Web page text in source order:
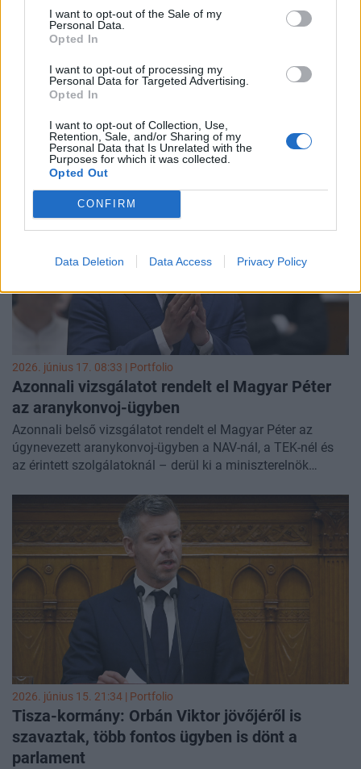
I want to opt-out of the Sale of my
Personal Data.
Opted In
I want to opt-out of processing my
Personal Data for Targeted Advertising.
Opted In
I want to opt-out of Collection, Use,
Retention, Sale, and/or Sharing of my
Personal Data that Is Unrelated with the
Purposes for which it was collected.
Opted Out
CONFIRM
Data Deletion Data Access Privacy Policy
2026. június 17. 11:57 | Portfolio
ügyében
Soron kívül és teljes körűen kivizsgálja az ügyészség az
úgynevezett aranykonvoj ügyét, amellyel kapcsolatban a
közeljövőben részletes tájékoztatást ígérnek. A vádhatóság
azután reagált a sajtó megkeresésére, hogy Magyar Péter
miniszterelnök belső ellenőrzést rendelt el az érintett
fegyveres testületeknél, és azonnali megszólalásra
szólította fel Nagy Gábor Bálint legfőbb ügyészt - írta a
2026. június 17. 08:33 | Portfolio
Azonnali vizsgálatot rendelt el Magyar Péter
az aranykonvoj-ügyben
Azonnali belső vizsgálatot rendelt el Magyar Péter az
úgynevezett aranykonvoj-ügyben a NAV-nál, a TEK-nél és
az érintett szolgálatoknál – derül ki a miniszterelnök
sürgette, hogy a legfőbb ügyész haladéktalanul szólaljon
2026. június 15. 21:34 | Portfolio
Tisza-kormány: Orbán Viktor jövőjéről is
szavaztak, több fontos ügyben is dönt a
parlament